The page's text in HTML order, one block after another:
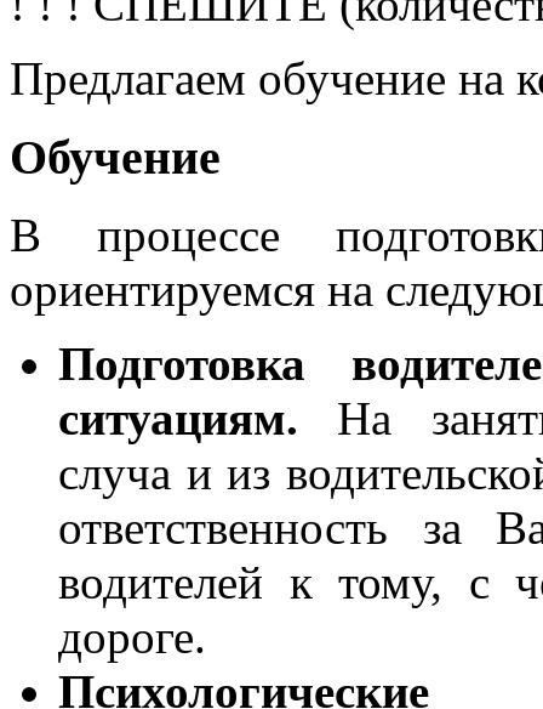
Предлагаем обучение
Обучение
В процессе
ориентируемся на
Подготовка
ситуациям. На
случа и из
ответственность за
водителей к тому, с
дороге.